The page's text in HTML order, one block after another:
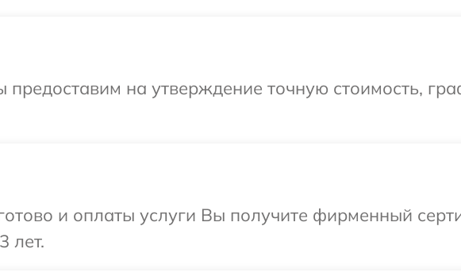
на утверждение точную стоимость,
и оплаты услуги Вы получите фирменный
лет.